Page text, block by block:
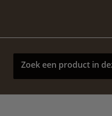
Zoek een product in